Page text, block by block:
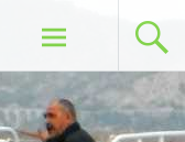
Skip to content